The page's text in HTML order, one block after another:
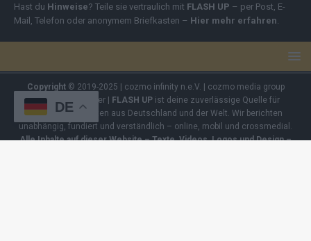
Hast du Hinweise? Teile sie vertraulich mit FLASH UP – per Post, E-
Mail, Telefon oder anonymem Briefkasten – Hier mehr erfahren
Copyright© 2019-2025 | cozmo infinity n.e.V. | cozmo media group
Verlag Raffi Gasser |
FLASH UPist deine zuverlässige Quelle für
aktuelle Nachrichten aus Deutschland und der Welt. Wir berichten
unabhängig, fundiert und verständlich – online, mobil und crossmedial.
Alle Inhalte auf dieser Website – Texte, Videos, Logos und Design –
DE